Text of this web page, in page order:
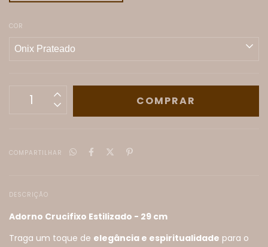
COR
COMPARTILHAR
DESCRIÇÃO
Adorno Crucifixo Estilizado - 29 cm
Traga um toque de elegância e espiritualidade para o